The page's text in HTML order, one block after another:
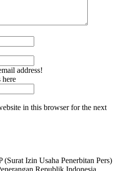
address!
here
in this browser for the next
Izin Usaha Penerbitan Pers)